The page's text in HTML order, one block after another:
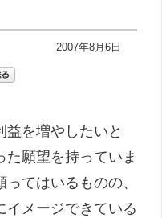
2007年8月6日
を増やしたいと
た願望を持っていま
てはいるものの、
イメージできている